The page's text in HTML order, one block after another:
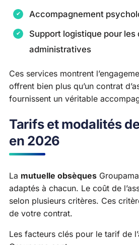
Accompagnement
Support logistique pour les
administratives
Ces services montrent
offrent bien plus qu’un contrat
fournissent un véritable
Tarifs et modalités
en 2026
La mutuelle obsèques
adaptés à chacun. Le coût de
selon plusieurs critères. Ces
de votre contrat.
Les facteurs clés pour le tarif de